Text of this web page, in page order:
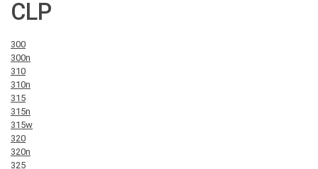
CLP
300
300n
310
310n
315
315n
315w
320
320n
325